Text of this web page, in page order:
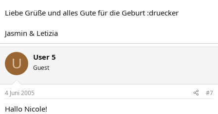
Liebe Grüße und alles Gute für die Geburt :druecker
Jasmin & Letizia
U User 5
Guest
4 Juni 2005 #7
Hallo Nicole!